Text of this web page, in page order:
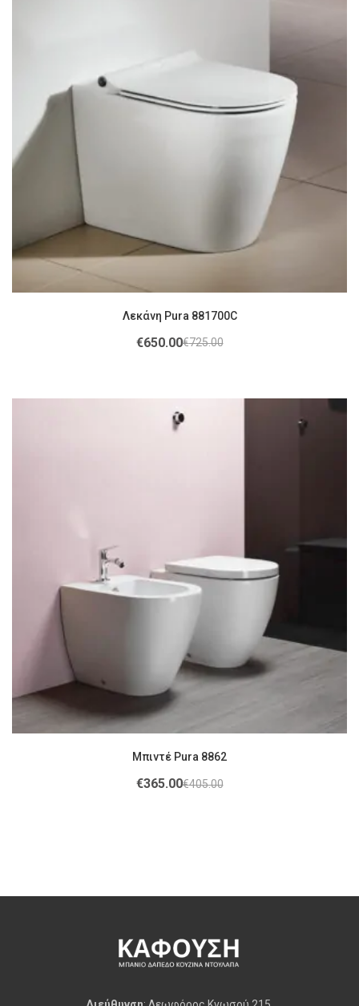
Λεκάνη Pura 881700C
€725.00
€650.00
Μπιντέ Pura 8862
€405.00
€365.00